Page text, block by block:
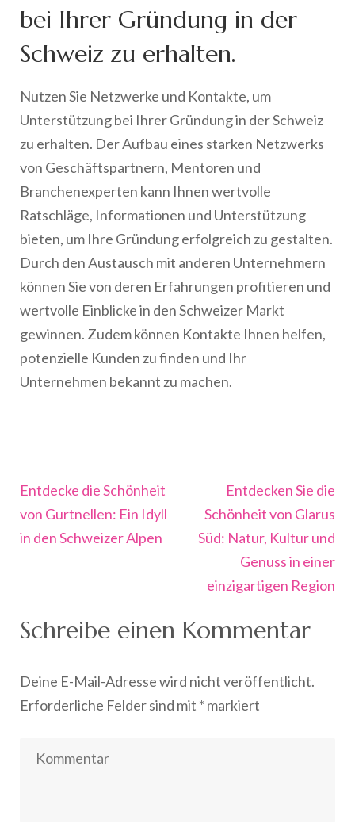
bei Ihrer Gründung in der
Schweiz zu erhalten.
Nutzen Sie Netzwerke und Kontakte, um
Unterstützung bei Ihrer Gründung in der Schweiz
zu erhalten. Der Aufbau eines starken Netzwerks
von Geschäftspartnern, Mentoren und
Branchenexperten kann Ihnen wertvolle
Ratschläge, Informationen und Unterstützung
bieten, um Ihre Gründung erfolgreich zu gestalten.
Durch den Austausch mit anderen Unternehmern
können Sie von deren Erfahrungen profitieren und
wertvolle Einblicke in den Schweizer Markt
gewinnen. Zudem können Kontakte Ihnen helfen,
potenzielle Kunden zu finden und Ihr
Unternehmen bekannt zu machen.
Beitragsnavigation
Entdecke die Schönheit
von Gurtnellen: Ein Idyll
in den Schweizer Alpen
Entdecken Sie die
Schönheit von Glarus
Süd: Natur, Kultur und
Genuss in einer
einzigartigen Region
Schreibe einen Kommentar
Deine E-Mail-Adresse wird nicht veröffentlicht.
Erforderliche Felder sind mit * markiert